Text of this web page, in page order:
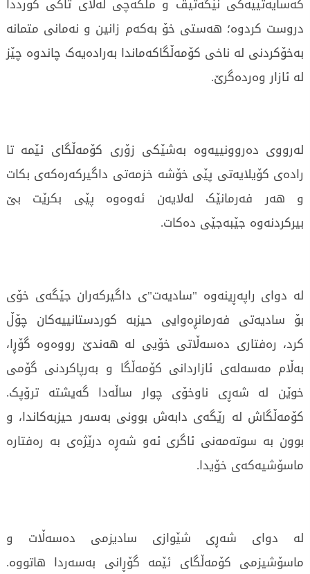
دروست کردوە؛ هەستی خۆ بەکەم زانین و نەمانی متمانە
بەخۆکردنی لە ناخی کۆمەڵگاکەماندا بەرادەیەک چاندوە چێز
لە ئازار وەردەگرێ.
لەرووی دەروونییەوە بەشێکی زۆری کۆمەڵگای ئێمە تا
رادەی کۆیلایەتی پێی خۆشە خزمەتی داگیرکەرەکەی بکات
و هەر فەرمانێک لەلایەن ئەوەوە پێی بکرێت بێ
بیرکردنەوە جێبەجێی دەکات.
لە دوای راپەڕینەوە "سادیەت"ی داگیرکەران جێگەی خۆی
بۆ سادیەتی فەرمانڕەوایی حیزبە کوردستانییەکان چۆڵ
کرد، رەفتاری دەسەڵاتی خۆیی لە هەندێ رووەوە گۆڕا،
بەڵام مەسەلەی ئازاردانی کۆمەڵگا و بەرپاکردنی گۆمی
خوێن لە شەڕی ناوخۆی چوار ساڵەدا گەیشتە ترۆپک.
کۆمەڵگاش لە رێگەی دابەش بوونی بەسەر حیزبەکاندا، و
بوون بە سوتەمەنی ئاگری ئەو شەڕە درێژەی بە رەفتارە
ماسۆشیەکەی خۆیدا.
لە دوای شەڕی شێوازی سادیزمی دەسەڵات و
ماسۆشیزمی کۆمەڵگای ئێمە گۆڕانی بەسەردا هاتووە.